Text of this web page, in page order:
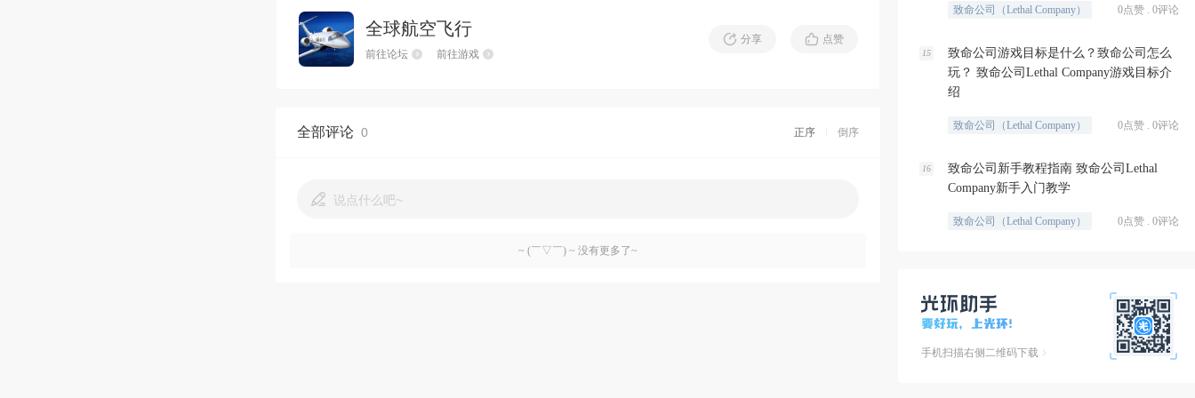
全球航空飞行
前往论坛 前往游戏
分享 点赞
全部评论 0 正序 倒序
说点什么吧~
~ (￣▽￣) ~ 没有更多了~
致命公司（Lethal Company） 0点赞 . 0评论
15
致命公司游戏目标是什么？致命公司怎么
玩？ 致命公司Lethal Company游戏目标介
绍
致命公司（Lethal Company） 0点赞 . 0评论
16
致命公司新手教程指南 致命公司Lethal
Company新手入门教学
致命公司（Lethal Company） 0点赞 . 0评论
手机扫描右侧二维码下载